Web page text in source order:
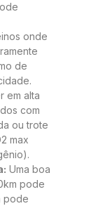
onde
de
em alta
com
ou trote
max
Uma boa
pode
pode